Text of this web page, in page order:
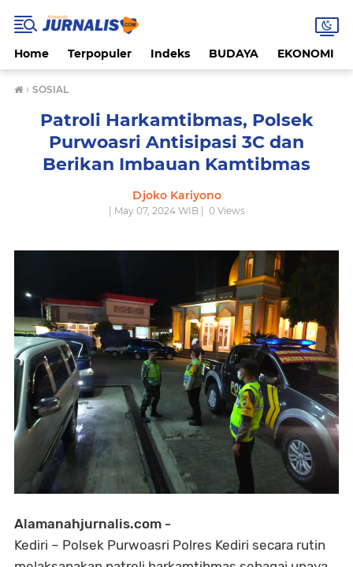
Home Terpopuler Indeks BUDAYA EKONOMI
› SOSIAL
Patroli Harkamtibmas, Polsek
Purwoasri Antisipasi 3C dan
Berikan Imbauan Kamtibmas
Djoko Kariyono
| May 07, 2024 WIB | 0Views
Alamanahjurnalis.com -
Kediri – Polsek Purwoasri Polres Kediri secara rutin